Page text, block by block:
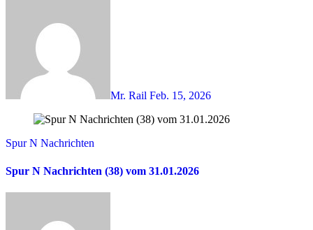
Mr. Rail Feb. 15, 2026
Spur N Nachrichten
Spur N Nachrichten (38) vom 31.01.2026